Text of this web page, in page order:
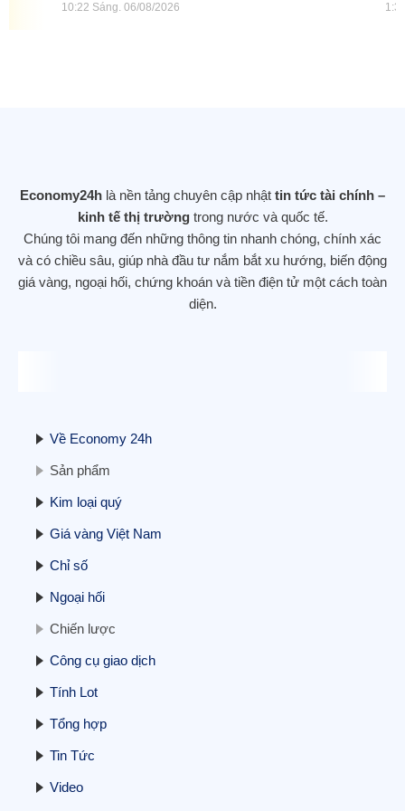
giả mạo trên Facebook
10:22 Sáng 06/08/2026
Economy24h là nền tảng chuyên cập nhật tin tức tài chính –
kinh tế thị trườngtrong nước và quốc tế.
Chúng tôi mang đến những thông tin nhanh chóng, chính xác
và có chiều sâu, giúp nhà đầu tư nắm bắt xu hướng, biến động
giá vàng, ngoại hối, chứng khoán và tiền điện tử một cách toàn
diện.
Về Economy 24h
Sản phẩm
Kim loại quý
Giá vàng Việt Nam
Chỉ số
Ngoại hối
Chiến lược
Công cụ giao dịch
Tính Lot
Tổng hợp
Tin Tức
Video